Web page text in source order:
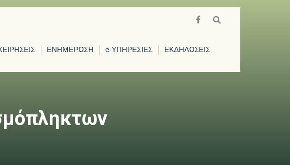
ΕΝΗΜΕΡΩΣΗ e-ΥΠΗΡΕΣΙΕΣ ΕΚΔΗΛΩΣΕΙΣ